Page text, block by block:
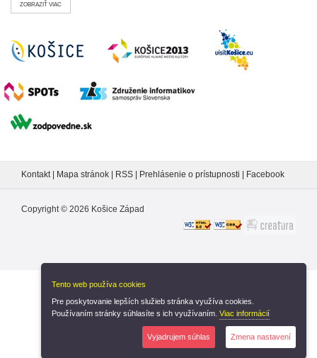
ZOBRAZIŤ VIAC
Kontakt | Mapa stránok | RSS | Prehlásenie o prístupnosti | Facebook
Copyright © 2026 Košice Západ
Nastavenia cookies
Tento web používa cookies
Pre poskytovanie lepších služieb stránka využíva cookies.
Používaním stránky súhlasíte s ich využívaním. Viac informácií
Vyjadrujem súhlas Zmena nastavení